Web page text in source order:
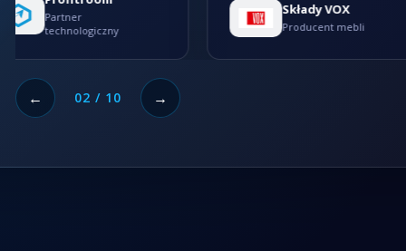
Składy VOX
Producent mebli
Neo-Nówka
Agencja
← 02 / 10 →